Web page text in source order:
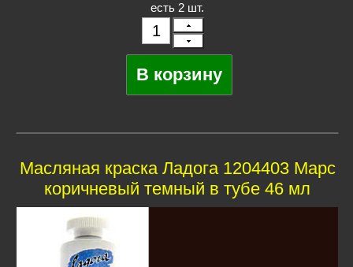
есть 2 шт.
Масляная краска Ладога 1204403 Марс
коричневый темный в тубе 46 мл